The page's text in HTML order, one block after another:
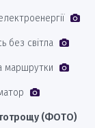
без світла
маршрутки
(ФОТО)